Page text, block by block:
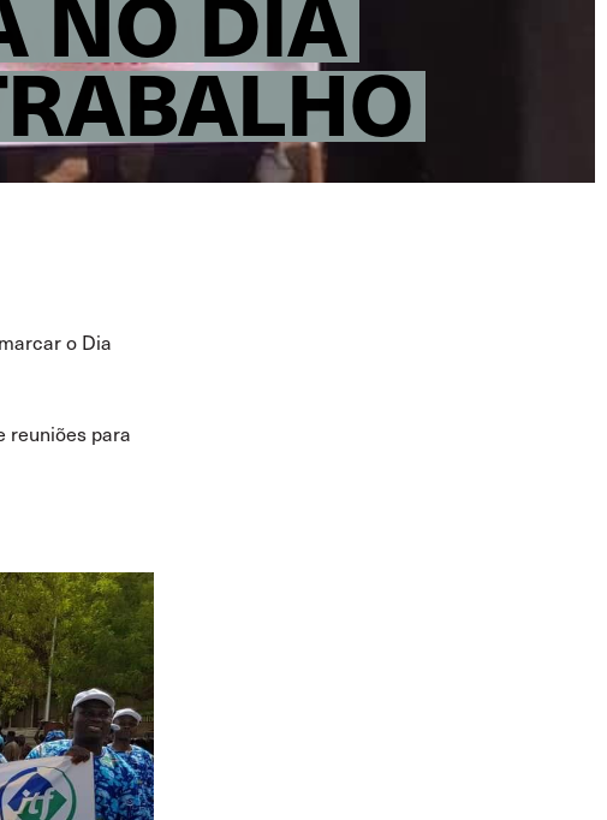
o Dia
reuniões para